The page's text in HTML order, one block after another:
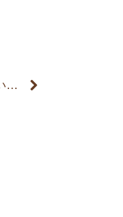
次の投稿 - 七瀬の郷の職員内部研修について、紹介させて頂きます。